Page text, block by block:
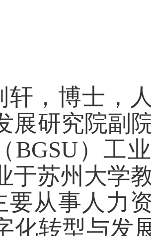
轩，博士，
展研究院副
BGSU）工
于苏州大学
要从事人力
化转型与发